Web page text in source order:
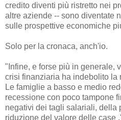
credito diventi più ristretto nei
altre aziende -- sono diventate
sulle prospettive economiche
Solo per la cronaca, anch'io.
"Infine, e forse più in generale,
crisi finanziaria ha indebolito la
Le famiglie a basso e medio
recessione con poco tampone
negativi dei tagli salariali, della
riduzione del valore delle case